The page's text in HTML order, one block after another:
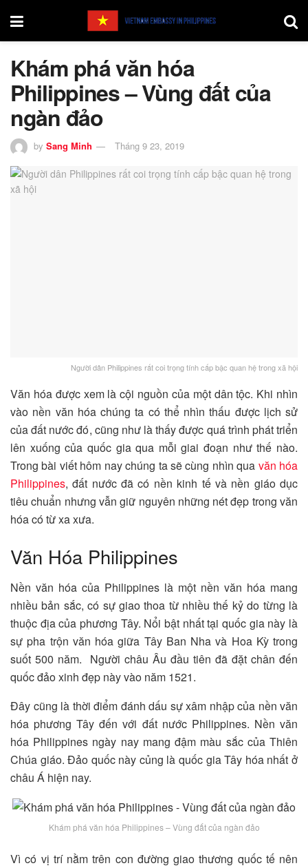
Khám phá văn hóa
Philippines – Vùng đất của
ngàn đảo
by Sang Minh Tháng 9 23, 2019
Người dân Philippines rất coi trọng tính cấp bậc quan hệ trong xã hội
Văn hóa được xem là cội nguồn của một dân tộc. Khi nhìn
vào nền văn hóa chúng ta có thể nhìn thấu được lịch sử
của đất nước đó, cũng như là thấy được quá trình phát triển
lên xuống của quốc gia qua mỗi giai đoạn như thế nào.
Trong bài viết hôm nay chúng ta sẽ cùng nhìn qua văn hóa
Philippines, đất nước đã có nền kinh tế và nền giáo dục
tiêu chuẩn nhưng vẫn giữ nguyên những nét đẹp trong văn
hóa có từ xa xưa.
Văn Hóa Philippines
Nền văn hóa của Philippines là một nền văn hóa mang
nhiều bản sắc, có sự giao thoa từ nhiều thế kỷ do từng là
thuộc địa của phương Tây. Nổi bật nhất tại quốc gia này là
sự pha trộn văn hóa giữa Tây Ban Nha và Hoa Kỳ trong
suốt 500 năm. Người châu Âu đầu tiên đã đặt chân đến
quốc đảo xinh đẹp này vào năm 1521.
Đây cũng là thời điểm đánh dấu sự xâm nhập của nền văn
hóa phương Tây đến với đất nước Philippines. Nền văn
hóa Philippines ngày nay mang đậm màu sắc của Thiên
Chúa giáo. Đảo quốc này củng là quốc gia Tây hóa nhất ở
châu Á hiện nay.
Khám phá văn hóa Philippines – Vùng đất của ngàn đảo
Vì có vị trí nằm trên con đường giao thương quốc tế nên